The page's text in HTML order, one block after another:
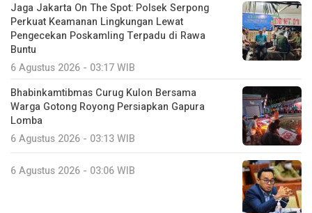
Jaga Jakarta On The Spot: Polsek Serpong
Perkuat Keamanan Lingkungan Lewat
Pengecekan Poskamling Terpadu di Rawa
Buntu
6 Agustus 2026 - 03:17 WIB
Bhabinkamtibmas Curug Kulon Bersama
Warga Gotong Royong Persiapkan Gapura
Lomba
6 Agustus 2026 - 03:13 WIB
6 Agustus 2026 - 03:06 WIB